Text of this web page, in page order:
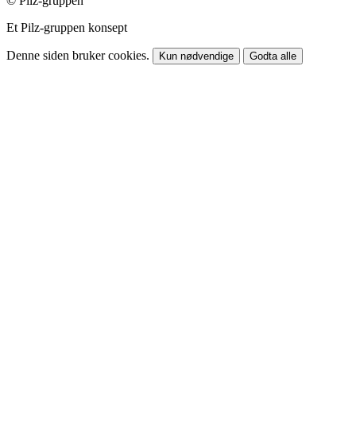
Et Pilz-gruppen konsept
Denne siden bruker cookies. Kun nødvendige Godta alle